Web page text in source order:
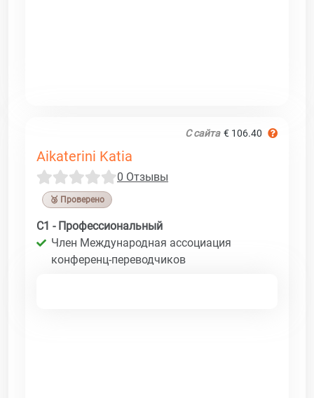
С сайта € 106.40
Aikaterini Katia
0 Отзывы
🥉 Проверено
C1 - Профессиональный
Член Международная ассоциация
конференц-переводчиков